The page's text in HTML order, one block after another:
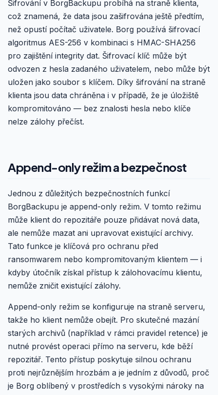
Šifrování v BorgBackupu probíhá na straně klienta,
což znamená, že data jsou zašifrována ještě předtím,
než opustí počítač uživatele. Borg používá šifrovací
algoritmus AES-256 v kombinaci s HMAC-SHA256
pro zajištění integrity dat. Šifrovací klíč může být
odvozen z hesla zadaného uživatelem, nebo může být
uložen jako soubor s klíčem. Díky šifrování na straně
klienta jsou data chráněna i v případě, že je úložiště
kompromitováno — bez znalosti hesla nebo klíče
nelze zálohy přečíst.
Append-only režim a bezpečnost
Jednou z důležitých bezpečnostních funkcí
BorgBackupu je append-only režim. V tomto režimu
může klient do repozitáře pouze přidávat nová data,
ale nemůže mazat ani upravovat existující archivy.
Tato funkce je klíčová pro ochranu před
ransomwarem nebo kompromitovaným klientem — i
kdyby útočník získal přístup k zálohovacímu klientu,
nemůže zničit existující zálohy.
Append-only režim se konfiguruje na straně serveru,
takže ho klient nemůže obejít. Pro skutečné mazání
starých archivů (například v rámci pravidel retence) je
nutné provést operaci přímo na serveru, kde běží
repozitář. Tento přístup poskytuje silnou ochranu
proti nejrůznějším hrozbám a je jedním z důvodů, proč
je Borg oblíbený v prostředích s vysokými nároky na